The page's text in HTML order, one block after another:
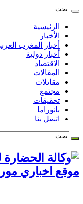
الرئيسية
الأخبار
أخبار المغرب
أخبار دولية
الاقتصاد
المقالات
مقابلات
مجتمع
تحقيقات
بانوراما
اتصل بنا
موقع اخباري